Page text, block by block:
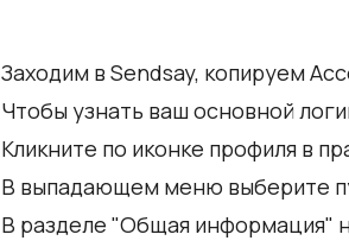
Заходим в Sendsay, копируем
Чтобы узнать ваш основной
Кликните по иконке профиля в
В выпадающем меню выберите
В разделе "Общая информация"